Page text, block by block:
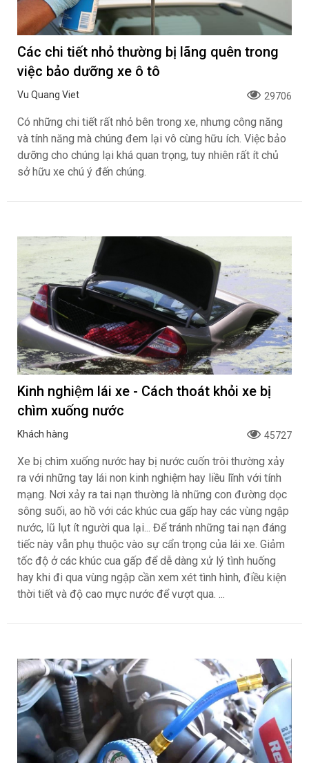
Các chi tiết nhỏ thường bị lãng quên trong
việc bảo dưỡng xe ô tô
Vu Quang Viet 29706
Có những chi tiết rất nhỏ bên trong xe, nhưng công năng
và tính năng mà chúng đem lại vô cùng hữu ích. Việc bảo
dưỡng cho chúng lại khá quan trọng, tuy nhiên rất ít chủ
sở hữu xe chú ý đến chúng.
Kinh nghiệm lái xe - Cách thoát khỏi xe bị
chìm xuống nước
Khách hàng 45727
Xe bị chìm xuống nước hay bị nước cuốn trôi thường xảy
ra với những tay lái non kinh nghiệm hay liều lĩnh với tính
mạng. Nơi xảy ra tai nạn thường là những con đường dọc
sông suối, ao hồ với các khúc cua gấp hay các vùng ngập
nước, lũ lụt ít người qua lại... Để tránh những tai nạn đáng
tiếc này vẫn phụ thuộc vào sự cẩn trọng của lái xe. Giảm
tốc độ ở các khúc cua gấp để dễ dàng xử lý tình huống
hay khi đi qua vùng ngập cần xem xét tình hình, điều kiện
thời tiết và độ cao mực nước để vượt qua. ...